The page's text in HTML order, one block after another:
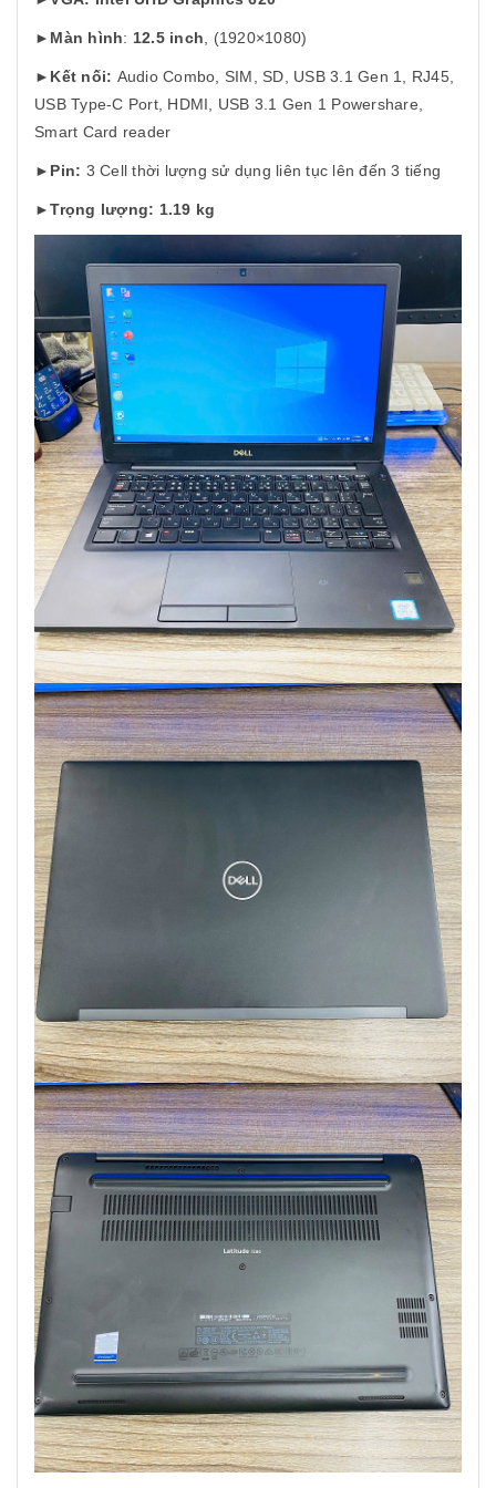
► Màn hình: 12.5inch , (1920×1080)
► Kết nối: Audio Combo, SIM, SD, USB 3.1 Gen 1, RJ45,
USB Type-C Port, HDMI, USB 3.1 Gen 1 Powershare,
Smart Card reader
► Pin: 3 Cell thời lượng sử dụng liên tục lên đến 3 tiếng
►Trọng lượng: 1.19 kg